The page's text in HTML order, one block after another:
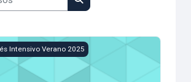
Buscar cursos
Intensivo Verano 2025